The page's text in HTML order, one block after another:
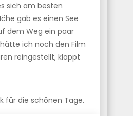
sich am besten
gab es einen See
dem Weg ein paar
ich noch den Film
reingestellt, klappt
für die schönen Tage.